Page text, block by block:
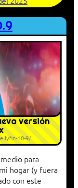
versión
10-9/
para
hogar (y fuera
con este